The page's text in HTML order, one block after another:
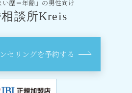
い歴＝年齢」の男性向け
談所Kreis
セリングを予約する